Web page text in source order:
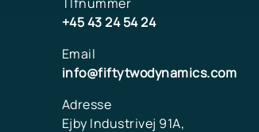
+45 43 24 54 24
Email
info@fiftytwodynamics.com
Adresse
Ejby Industrivej 91A,